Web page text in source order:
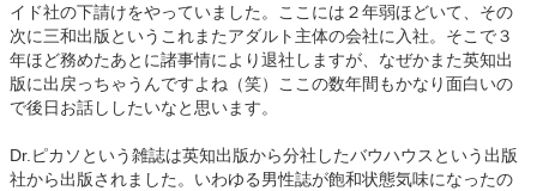
イド社の下請けをやっていました。ここには２年弱ほどいて、その
次に三和出版というこれまたアダルト主体の会社に入社。そこで３
年ほど務めたあとに諸事情により退社しますが、なぜかまた英知出
版に出戻っちゃうんですよね（笑）ここの数年間もかなり面白いの
で後日お話ししたいなと思います。
Dr.ピカソという雑誌は英知出版から分社したバウハウスという出版
社から出版されました。いわゆる男性誌が飽和状態気味になったの